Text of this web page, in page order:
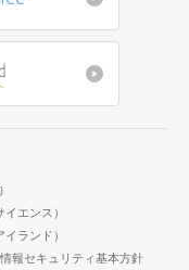
エンス）
ランド）
情報セキュリティ基本方針